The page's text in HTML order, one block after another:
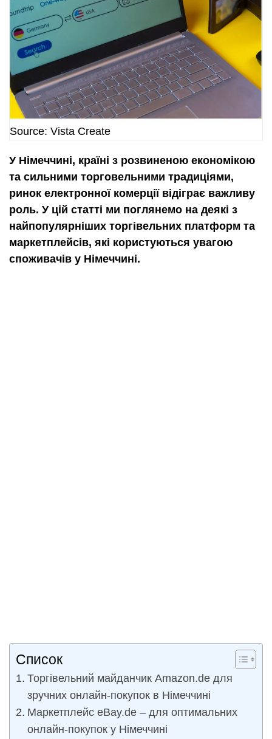
Source: Vista Create
У Німеччині, країні з розвиненою економікою
та сильними торговельними традиціями,
ринок електронної комерції відіграє важливу
роль. У цій статті ми поглянемо на деякі з
найпопулярніших торгівельних платформ та
маркетплейсів, які користуються увагою
споживачів у Німеччині.
Список
Торгівельний майданчик Amazon.de для
зручних онлайн-покупок в Німеччині
Маркетплейс eBay.de – для оптимальних
онлайн-покупок у Німеччині